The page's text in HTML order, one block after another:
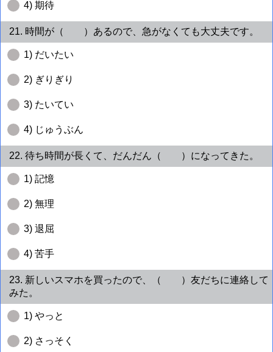
4) 期待
21. 時間が（ ）あるので、急がなくても大丈夫です。
1) だいたい
2) ぎりぎり
3) たいてい
4) じゅうぶん
22. 待ち時間が長くて、だんだん（ ）になってきた。
1) 記憶
2) 無理
3) 退屈
4) 苦手
23. 新しいスマホを買ったので、（ ）友だちに連絡して
みた。
1) やっと
2) さっそく